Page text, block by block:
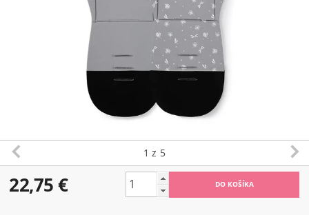
1 z 5
22,75 €